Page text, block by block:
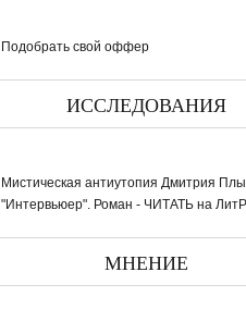
Подобрать свой оффер
ИССЛЕДОВАНИЯ
Мистическая антиутопия Дмитрия
"Интервьюер". Роман - ЧИТАТЬ на
МНЕНИЕ